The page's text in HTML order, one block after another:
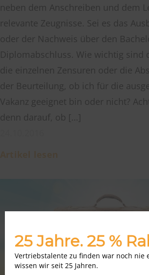
neben dem Anschreiben und dem
relevante Zeugnisse. Sei es das
oder der Nachweis über den
Diplomabschluss. Wie wichtig sind
die einzelnen Zensuren oder die
der Beurteilung, ob ich für die
Vakanz geeignet bin oder nicht?
denn darauf, ob […]
25 Jahre. 25 %
Vertriebstalente zu finden war noch nie
wissen wir seit 25 Jahren.